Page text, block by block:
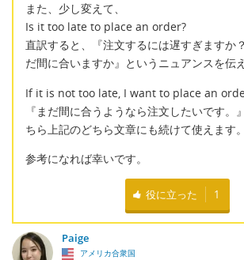
また、少し変えて、
Is it too late to place an order?
直訳すると、『注文するには遅すぎますか
だ間に合いますか』というニュアンスを伝
If it is not too late, I want to place an
『まだ間に合うようなら注文したいです。
ちら上記のどちら文章にも続けて使えます。
参考になれば幸いです。
役に立った 1
Paige
アメリカ合衆国